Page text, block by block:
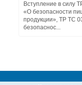
Вступление в силу
«О безопасности
продукции», ТР ТС
безопаснос...